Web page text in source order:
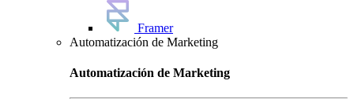
Framer
Automatización de Marketing
Automatización de Marketing